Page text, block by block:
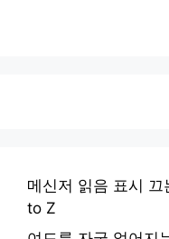
메신저 읽음 표시
to Z